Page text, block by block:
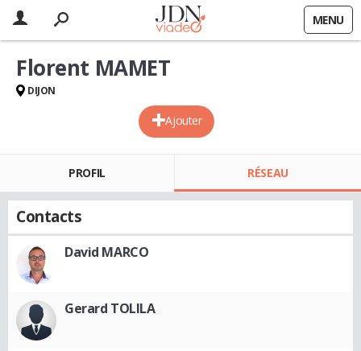
MENU
Ajouter
Florent MAMET
DIJON
PROFIL RÉSEAU
Contacts
David MARCO
Gerard TOLILA